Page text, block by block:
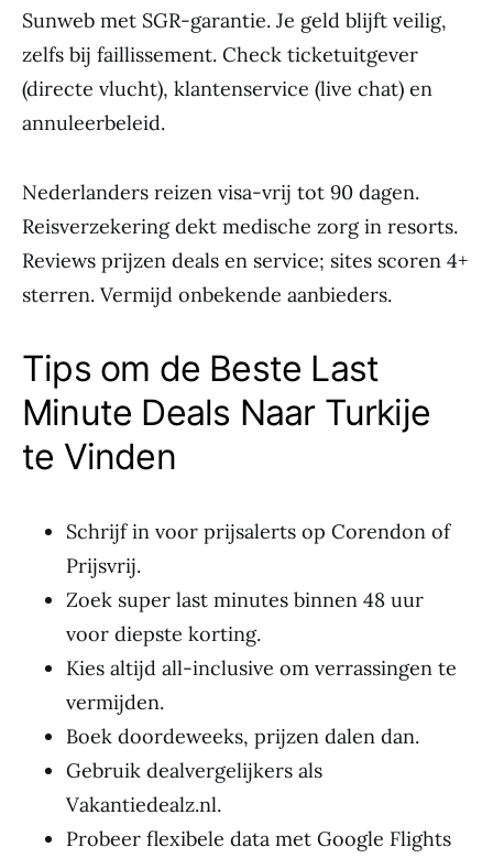
Sunweb met SGR-garantie. Je geld blijft veilig,
zelfs bij faillissement. Check ticketuitgever
(directe vlucht), klantenservice (live chat) en
annuleerbeleid.
Nederlanders reizen visa-vrij tot 90 dagen.
Reisverzekering dekt medische zorg in resorts.
Reviews prijzen deals en service; sites scoren 4+
sterren. Vermijd onbekende aanbieders.
Tips om de Beste Last
Minute Deals Naar Turkije
te Vinden
Schrijf in voor prijsalerts op Corendon of
Prijsvrij.
Zoek super last minutes binnen 48 uur
voor diepste korting.
Kies altijd all-inclusive om verrassingen te
vermijden.
Boek doordeweeks, prijzen dalen dan.
Gebruik dealvergelijkers als
Vakantiedealz.nl.
Probeer flexibele data met Google Flights